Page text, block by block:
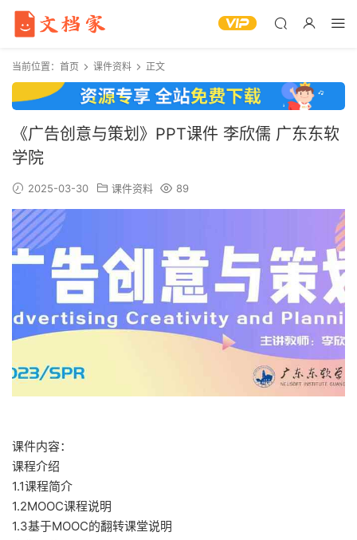
当前位置： 首页 课件资料 正文
《广告创意与策划》PPT课件 李欣儒 广东东软
学院
2025-03-30 课件资料 89
课件内容：
课程介绍
1.1课程简介
1.2MOOC课程说明
1.3基于MOOC的翻转课堂说明